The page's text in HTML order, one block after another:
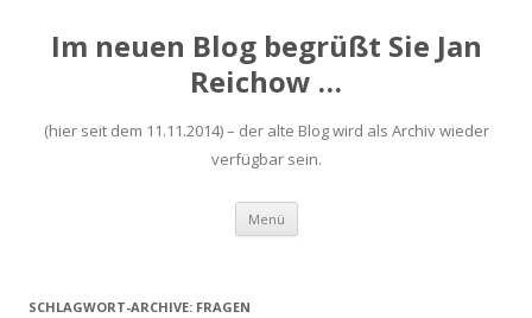
Im neuen Blog begrüßt Sie Jan
Reichow …
(hier seit dem 11.11.2014) – der alte Blog wird als Archiv wieder
verfügbar sein.
Menü Zum
springen
SCHLAGWORT-ARCHIVE: FRAGEN